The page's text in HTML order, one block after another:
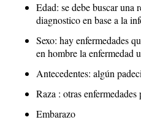
Edad: se debe buscar una
diagnostico en base a la
Sexo: hay enfermedades
en hombre la enfermedad
Antecedentes: algún
Raza : otras
Embarazo